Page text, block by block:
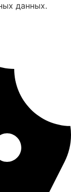
данных.